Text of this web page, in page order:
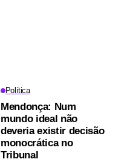
Política
Mendonça: Num
mundo ideal não
deveria existir decisão
monocrática no
Tribunal